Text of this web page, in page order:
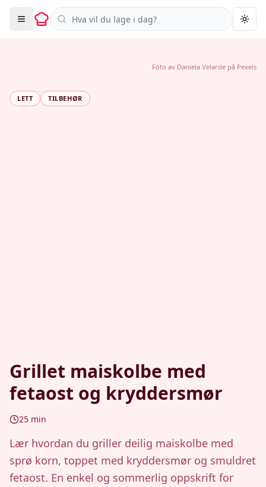
Søk i oppskrifter
LETT TILBEHØR
Grillet maiskolbe med
fetaost og kryddersmør
25 min
Lær hvordan du griller deilig maiskolbe med
sprø korn, toppet med kryddersmør og smuldret
fetaost. En enkel og sommerlig oppskrift for
Foto av Daniela Velarde på Pexels